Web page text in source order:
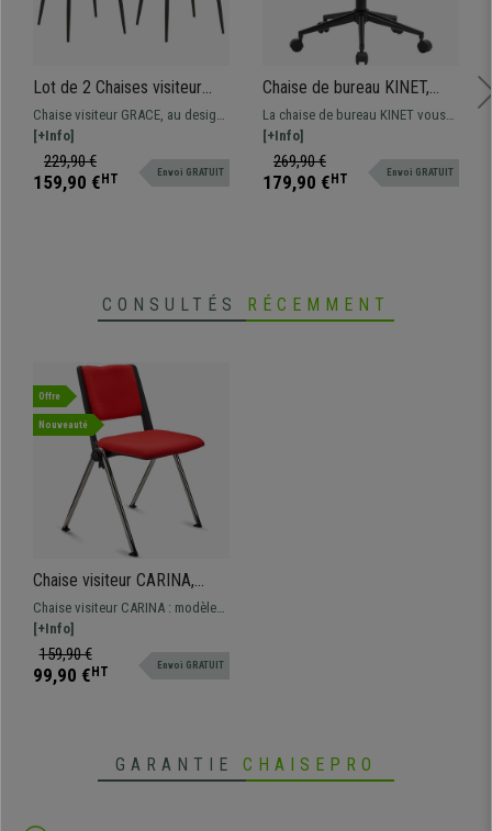
Lot de 2 Chaises visiteur
GRACE, Design Confortable
et Elégant, Piétement
métallique, en Velours Noir
Chaise visiteur GRACE, au design
Contemporain et Confortable.
[+Info]
229,90 €
159,90 € HT Envoi GRATUIT
Chaise de bureau KINET,
Design Épuré, Structure en
Bois, Cuir Noir
La chaise de bureau KINET vous
surprendra grâce à son design
élégant et son confort
exceptionnel.
[+Info]
269,90 €
179,90 € HT Envoi GRATUIT
CONSULTÉS RÉCEMMENT
Offre
Nouveauté
Chaise visiteur CARINA,
Empilable, Crochets
d’Attache, Piétement
Chromé, Tissu Rouge
Chaise visiteur CARINA : modèle
empilable avec système de
crochets d’attache. Design
moderne et grande qualité de
[+Info]
159,90 €
99,90 € HT Envoi GRATUIT
GARANTIE CHAISEPRO